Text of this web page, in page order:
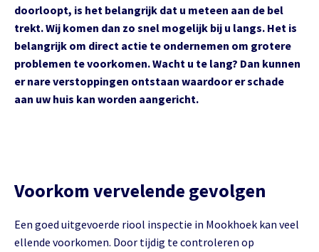
doorloopt, is het belangrijk dat u meteen aan de bel
trekt. Wij komen dan zo snel mogelijk bij u langs. Het is
belangrijk om direct actie te ondernemen om grotere
problemen te voorkomen. Wacht u te lang? Dan kunnen
er nare verstoppingen ontstaan waardoor er schade
aan uw huis kan worden aangericht.
Voorkom vervelende gevolgen
Een goed uitgevoerde riool inspectie in Mookhoek kan veel
ellende voorkomen. Door tijdig te controleren op